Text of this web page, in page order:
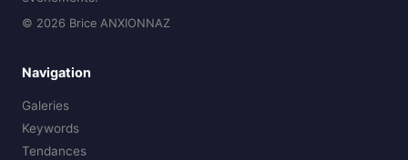
© 2026 Brice ANXIONNAZ
Navigation
Galeries
Keywords
Tendances